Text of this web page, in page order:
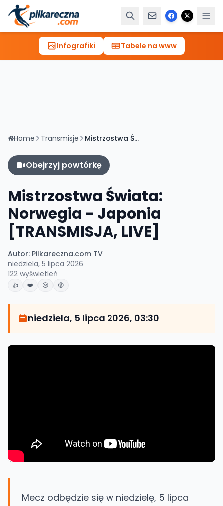
Infografiki Tabele na www
Home Transmisje Mistrzostwa Świata: Norwegia - Japonia [TRANSMISJA, LIVE]
Obejrzyj powtórkę
Mistrzostwa Świata:
Norwegia - Japonia
[TRANSMISJA, LIVE]
Autor: Pilkareczna.com TV
niedziela, 5 lipca 2026
122 wyświetleń
👍 ❤️ 😢 😡
niedziela, 5 lipca 2026, 03:30
Mecz odbędzie się w niedzielę, 5 lipca